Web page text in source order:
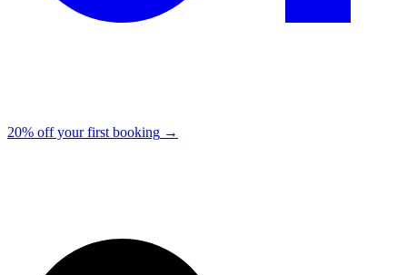
20% off your first booking →